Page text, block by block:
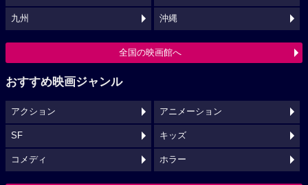
九州 沖縄
全国の映画館へ
おすすめ映画ジャンル
アクション アニメーション
SF キッズ
コメディ ホラー